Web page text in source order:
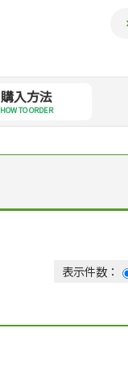
購入方法
HOW TO ORDER
表示件数：